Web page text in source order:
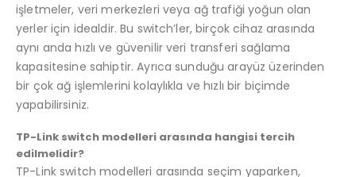
işletmeler, veri merkezleri veya ağ trafiği yoğun olan
yerler için idealdir. Bu switch’ler, birçok cihaz arasında
aynı anda hızlı ve güvenilir veri transferi sağlama
kapasitesine sahiptir. Ayrıca sunduğu arayüz üzerinden
bir çok ağ işlemlerini kolaylıkla ve hızlı bir biçimde
yapabilirsiniz.
TP-Link switch modelleri arasında hangisi tercih
edilmelidir?
TP-Link switch modelleri arasında seçim yaparken,